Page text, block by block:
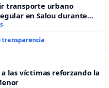
transporte urbano
en Salou durante
transparencia
las víctimas reforzando la